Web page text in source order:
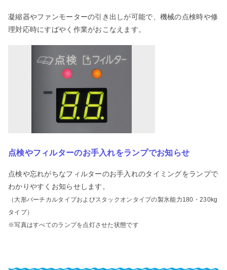
凝縮器やファンモーターの引き出しが可能で、機械の点検時や修
理対応時にすばやく作業がおこなえます。
点検やフィルターのお手入れをランプでお知らせ
点検や忘れがちなフィルターのお手入れのタイミングをランプで
わかりやすくお知らせします。
（大形バーチカルタイプおよびスタックオンタイプの製氷能力180・230kg
タイプ）
※写真はすべてのランプを点灯させた状態です